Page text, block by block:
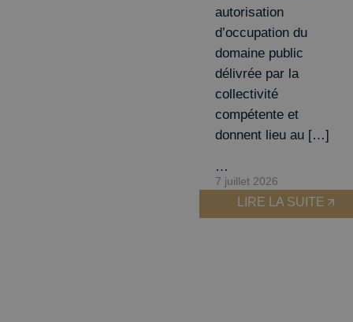
autorisation
d’occupation du
domaine public
délivrée par la
collectivité
compétente et
donnent lieu au […]
…
7 juillet 2026
LIRE LA SUITE